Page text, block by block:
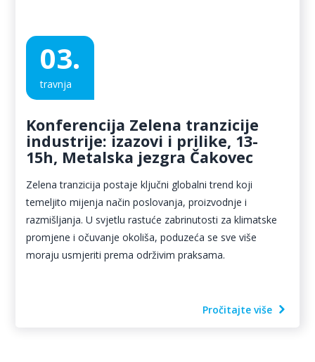
03.
travnja
Konferencija Zelena tranzicije
industrije: izazovi i prilike, 13-
15h, Metalska jezgra Čakovec
Zelena tranzicija postaje ključni globalni trend koji
temeljito mijenja način poslovanja, proizvodnje i
razmišljanja. U svjetlu rastuće zabrinutosti za klimatske
promjene i očuvanje okoliša, poduzeća se sve više
moraju usmjeriti prema održivim praksama.
Pročitajte više